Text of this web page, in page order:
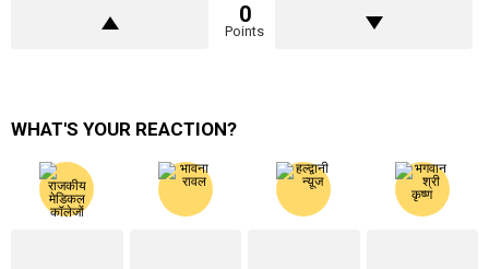
0
Points
WHAT'S YOUR REACTION?